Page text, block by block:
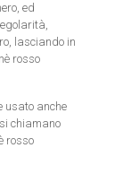
ed
lasciando in
rosso
usato anche
chiamano
rosso